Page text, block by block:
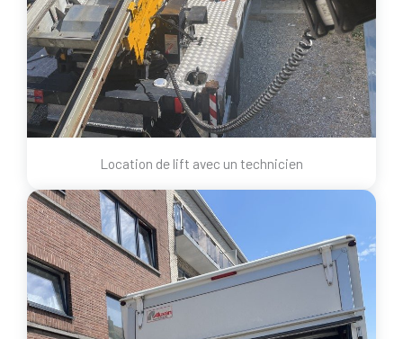
Location de lift avec un technicien